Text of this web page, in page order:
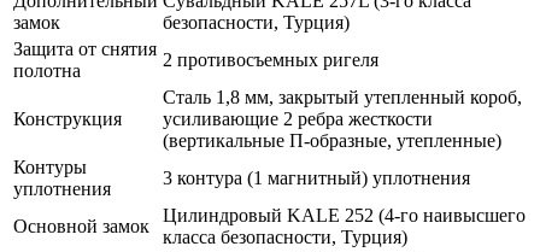
замок
безопасности, Турция)
Защита от снятия
полотна
2 противосъемных ригеля
Конструкция
Сталь 1,8 мм, закрытый утепленный короб,
усиливающие 2 ребра жесткости
(вертикальные П-образные, утепленные)
Контуры
уплотнения
3 контура (1 магнитный) уплотнения
Основной замок
Цилиндровый KALE 252 (4-го наивысшего
класса безопасности, Турция)